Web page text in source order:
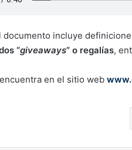
documento incluye
“giveaways” o regalías,
en el sitio web